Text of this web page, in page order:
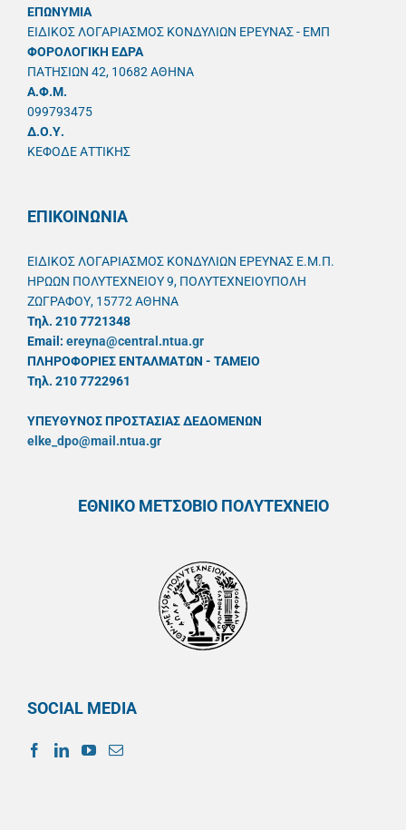
ΕΠΩΝΥΜΙΑ
ΕΙΔΙΚΟΣ ΛΟΓΑΡΙΑΣΜΟΣ ΚΟΝΔΥΛΙΩΝ ΕΡΕΥΝΑΣ - ΕΜΠ
ΦΟΡΟΛΟΓΙΚΗ ΕΔΡΑ
ΠΑΤΗΣΙΩΝ 42, 10682 ΑΘΗΝΑ
A.Φ.Μ.
099793475
Δ.Ο.Υ.
ΚΕΦΟΔΕ ΑΤΤΙΚΗΣ
ΕΠΙΚΟΙΝΩΝΙΑ
ΕΙΔΙΚΟΣ ΛΟΓΑΡΙΑΣΜΟΣ ΚΟΝΔΥΛΙΩΝ ΕΡΕΥΝΑΣ Ε.Μ.Π.
ΗΡΩΩΝ ΠΟΛΥΤΕΧΝΕΙΟΥ 9, ΠΟΛΥΤΕΧΝΕΙΟΥΠΟΛΗ
ΖΩΓΡΑΦΟΥ, 15772 ΑΘΗΝΑ
Τηλ. 210 7721348
Email: ereyna@central.ntua.gr
ΠΛΗΡΟΦΟΡΙΕΣ ΕΝΤΑΛΜΑΤΩΝ - ΤΑΜΕΙΟ
Τηλ. 210 7722961
ΥΠΕΥΘYΝΟΣ ΠΡΟΣΤΑΣΙΑΣ ΔΕΔΟΜΕΝΩΝ
elke_dpo@mail.ntua.gr
ΕΘΝΙΚΟ ΜΕΤΣΟΒΙΟ ΠΟΛΥΤΕΧΝΕΙΟ
SOCIAL MEDIA